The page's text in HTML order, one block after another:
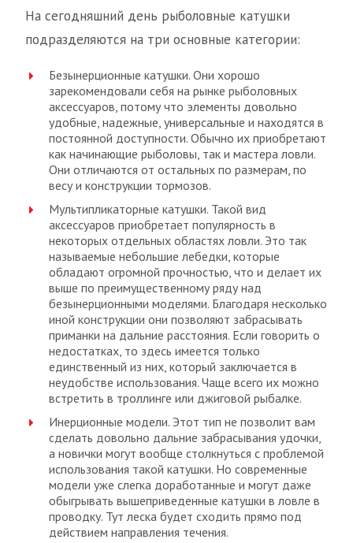
На сегодняшний день рыболовные катушки
подразделяются на три основные категории:
Безынерционные катушки. Они хорошо
зарекомендовали себя на рынке рыболовных
аксессуаров, потому что элементы довольно
удобные, надежные, универсальные и находятся в
постоянной доступности. Обычно их приобретают
как начинающие рыболовы, так и мастера ловли.
Они отличаются от остальных по размерам, по
весу и конструкции тормозов.
Мультипликаторные катушки. Такой вид
аксессуаров приобретает популярность в
некоторых отдельных областях ловли. Это так
называемые небольшие лебедки, которые
обладают огромной прочностью, что и делает их
выше по преимущественному ряду над
безынерционными моделями. Благодаря несколько
иной конструкции они позволяют забрасывать
приманки на дальние расстояния. Если говорить о
недостатках, то здесь имеется только
единственный из них, который заключается в
неудобстве использования. Чаще всего их можно
встретить в троллинге или джиговой рыбалке.
Инерционные модели. Этот тип не позволит вам
сделать довольно дальние забрасывания удочки,
а новички могут вообще столкнуться с проблемой
использования такой катушки. Но современные
модели уже слегка доработанные и могут даже
обыгрывать вышеприведенные катушки в ловле в
проводку. Тут леска будет сходить прямо под
действием направления течения.